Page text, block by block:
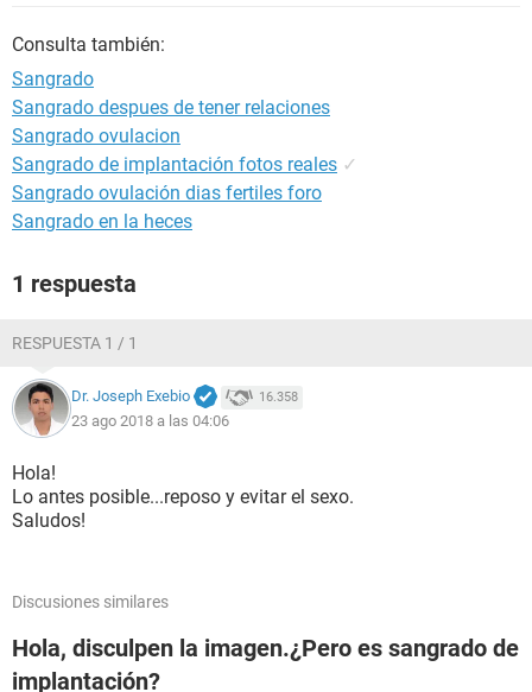
Consulta también:
Sangrado
Sangrado despues de tener relaciones
Sangrado ovulacion
Sangrado de implantación fotos reales ✓
Sangrado ovulación dias fertiles foro
Sangrado en la heces
1 respuesta
RESPUESTA 1 / 1
Dr. Joseph Exebio 16.358
23 ago 2018 a las 04:06
Hola!
Lo antes posible...reposo y evitar el sexo.
Saludos!
Discusiones similares
Hola, disculpen la imagen.¿Pero es sangrado de
implantación?